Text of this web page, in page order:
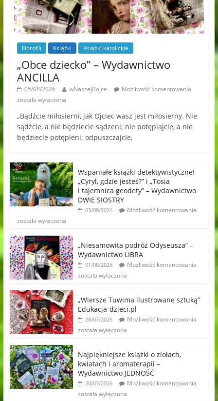
Dorośli Książki Książki katolickie
„Obce dziecko” – Wydawnictwo
ANCILLA
05/08/2026 wNaszejBajce
Możliwość komentowania
została wyłączona
„Bądźcie miłosierni, jak Ojciec wasz jest miłosierny. Nie
sądźcie, a nie będziecie sądzeni; nie potępiajcie, a nie
będziecie potępieni; odpuszczajcie,
Wspaniałe książki detektywistyczne!
„Cyryl, gdzie jesteś?” i „Tosia
i tajemnica geodety” – Wydawnictwo
DWIE SIOSTRY
03/08/2026
Możliwość komentowania
została wyłączona
„Niesamowita podróż Odyseusza” –
Wydawnictwo LIBRA
01/08/2026
Możliwość komentowania
została wyłączona
„Wiersze Tuwima ilustrowane sztuką”
Edukacja-dzieci.pl
28/07/2026
Możliwość komentowania
została wyłączona
Najpiękniejsze książki o ziołach,
kwiatach i aromaterapii –
Wydawnictwo JEDNOŚĆ
20/07/2026
Możliwość komentowania
została wyłączona